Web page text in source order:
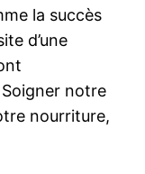
la succès
d’une
notre
nourriture,